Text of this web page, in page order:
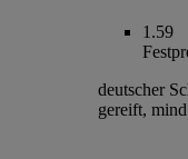
1.59
deutscher
gereift,